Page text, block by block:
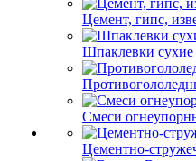
Цемент, гипс,
Шпаклевки сухие
Смеси
Цементно-